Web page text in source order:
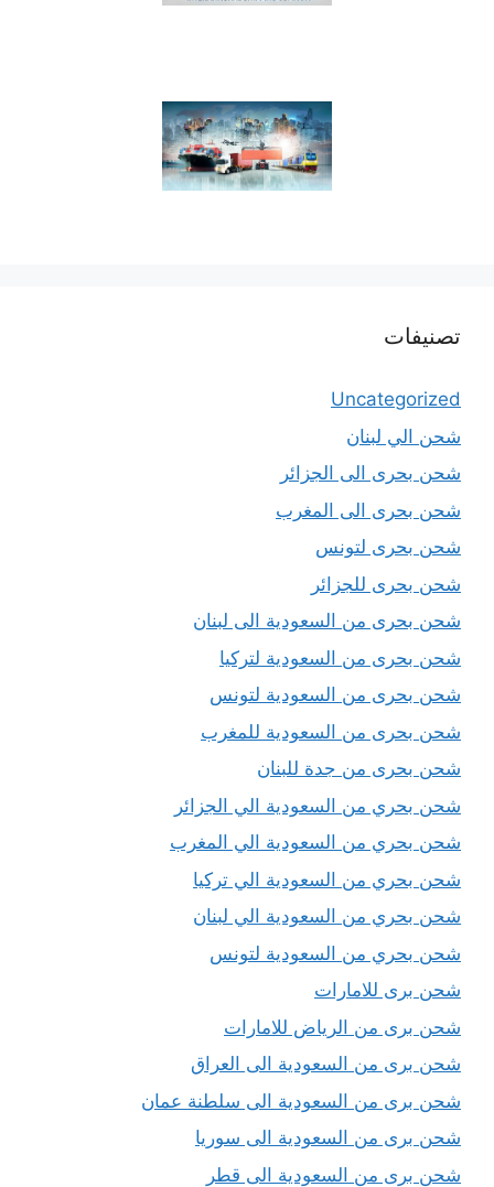
تصنيفات
Uncategorized
شحن الي لبنان
شحن بحرى الى الجزائر
شحن بحرى الى المغرب
شحن بحرى لتونس
شحن بحرى للجزائر
شحن بحرى من السعودية الى لبنان
شحن بحرى من السعودية لتركيا
شحن بحرى من السعودية لتونس
شحن بحرى من السعودية للمغرب
شحن بحرى من جدة للبنان
شحن بحري من السعودية الي الجزائر
شحن بحري من السعودية الي المغرب
شحن بحري من السعودية الي تركيا
شحن بحري من السعودية الي لبنان
شحن بحري من السعودية لتونس
شحن برى للامارات
شحن برى من الرياض للامارات
شحن برى من السعودية الى العراق
شحن برى من السعودية الى سلطنة عمان
شحن برى من السعودية الى سوريا
شحن برى من السعودية الى قطر